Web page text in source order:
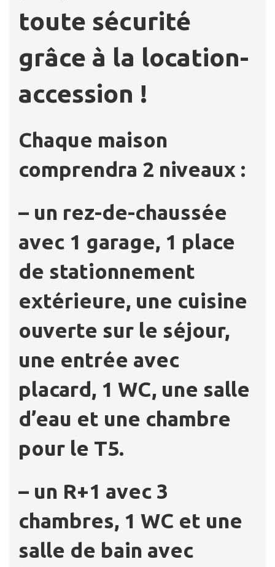
toute sécurité
grâce à la location-
accession !
Chaque maison
comprendra 2 niveaux :
– un rez-de-chaussée
avec 1 garage, 1 place
de stationnement
extérieure, une cuisine
ouverte sur le séjour,
une entrée avec
placard, 1 WC, une salle
d’eau et une chambre
pour le T5.
– un R+1 avec 3
chambres, 1 WC et une
salle de bain avec